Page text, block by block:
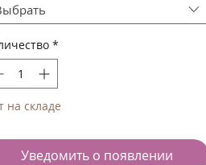
*
на складе
Уведомить о появлении